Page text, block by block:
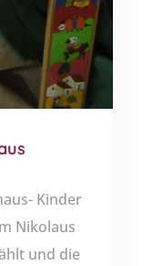
Kinder
Nikolaus
und die